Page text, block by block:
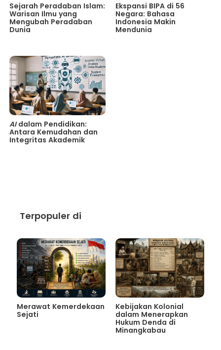
Sejarah Peradaban Islam:
Warisan Ilmu yang
Mengubah Peradaban
Dunia
Ekspansi BIPA di 56
Negara: Bahasa
Indonesia Makin
Mendunia
AIdalam Pendidikan:
Antara Kemudahan dan
Integritas Akademik
Terpopuler di
Merawat Kemerdekaan
Sejati
Kebijakan Kolonial
dalam Menerapkan
Hukum Denda di
Minangkabau